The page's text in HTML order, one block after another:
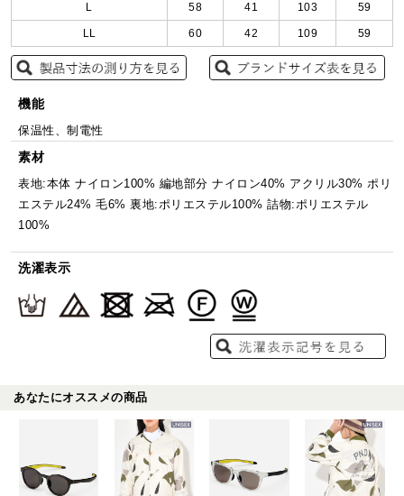
L 58 41 103 59
LL 60 42 109 59
機能
保温性、制電性
素材
表地:本体 ナイロン100% 編地部分 ナイロン40% アクリル30% ポリ
エステル24% 毛6% 裏地:ポリエステル100% 詰物:ポリエステル
100%
洗濯表示
あなたにオススメの商品